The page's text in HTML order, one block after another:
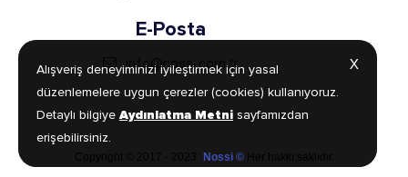
X
Alışveriş deneyiminizi iyileştirmek için yasal
düzenlemelere uygun çerezler (cookies) kullanıyoruz.
Detaylı bilgiye Aydınlatma Metni sayfamızdan
erişebilirsiniz.
E-Posta
info@nossi.com.tr X
Alışveriş deneyiminizi iyileştirmek için yasal
düzenlemelere uygun çerezler (cookies) kullanıyoruz.
Detaylı bilgiye Aydınlatma Metni sayfamızdan
erişebilirsiniz.
Nossi ©